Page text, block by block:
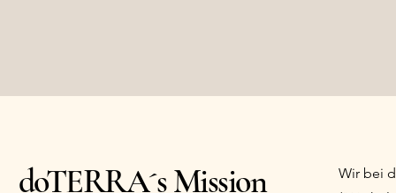
doTERRA´s Mission
Wir bei